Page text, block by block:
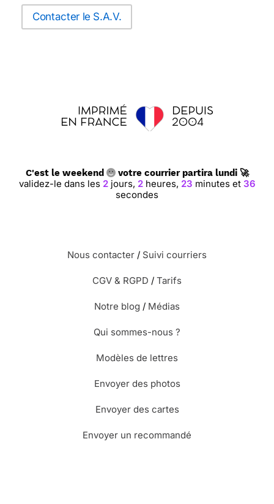
Contacter le S.A.V.
C'est le weekend votre courrier partira lundi 🚀
validez-le dans les 2 jours, 2 heures, 23 minutes et 35
secondes
Nous contacter / Suivi courriers
CGV & RGPD / Tarifs
Notre blog / Médias
Qui sommes-nous ?
Modèles de lettres
Envoyer des photos
Envoyer des cartes
Envoyer un recommandé